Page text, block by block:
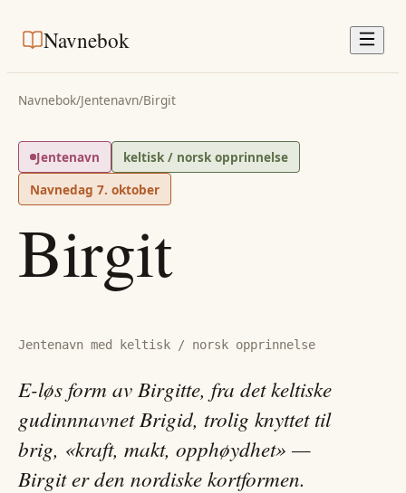
Navnebok
Navnebok/Jentenavn/Birgit
Jentenavn
keltisk / norsk opprinnelse
Navnedag 7. oktober
Birgit
Jentenavn med keltisk / norsk opprinnelse
E-løs form av Birgitte, fra det keltiske
gudinnnavnet Brigid, trolig knyttet til
brig, «kraft, makt, opphøydhet» —
Birgit er den nordiske kortformen.